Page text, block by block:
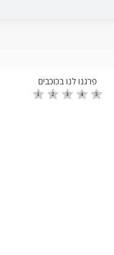
פרגנו לנו בכוכבים